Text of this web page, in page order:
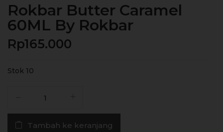
Rokbar Butter Caramel
60ML By Rokbar
Rp165.000
Stok 10
Butter
CaramelTambah ke keranjang